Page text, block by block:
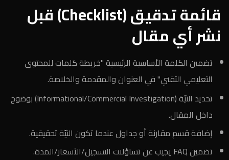
قائمة تدقيق (Checklist) قبل
نشر أي مقال
تضمين الكلمة الأساسية الرئيسية "خريطة كلمات للمحتوى
التعليمي التقني" في العنوان والمقدمة والخلاصة.
تحديد النيّة (Informational/Commercial Investigation) بوضوح
داخل المقال.
إضافة قسم مقارنة أو جداول عندما تكون النيّة تحقيقية.
تضمين FAQ يجيب عن تساؤلات التسجيل/الأسعار/المدة.